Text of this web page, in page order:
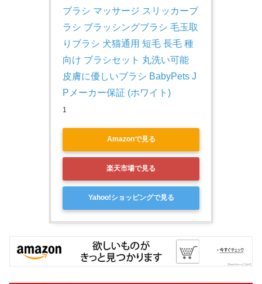
ブラシ マッサージ スリッカーブ
ラシ ブラッシングブラシ 毛玉取
りブラシ 犬猫通用 短毛 長毛 種
向け ブラシセット 丸洗い可能
皮膚に優しいブラシ BabyPets J
Pメーカー保証 (ホワイト)
1
Amazonで見る
楽天市場で見る
Yahoo!ショッピングで見る